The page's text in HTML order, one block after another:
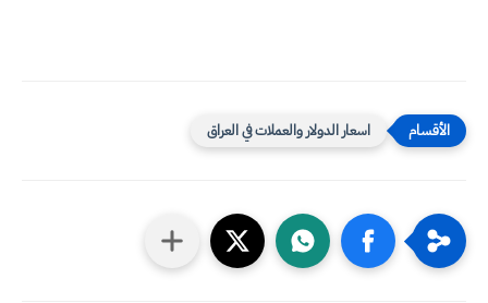
اسعار الدولار والعملات في العراق